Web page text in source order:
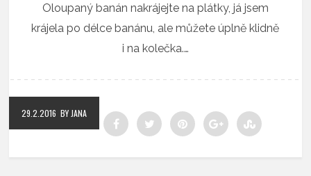
Oloupaný banán nakrájejte na plátky, já jsem
krájela po délce banánu, ale můžete úplně klidně
i na kolečka.…
29.2.2016 BY JANA